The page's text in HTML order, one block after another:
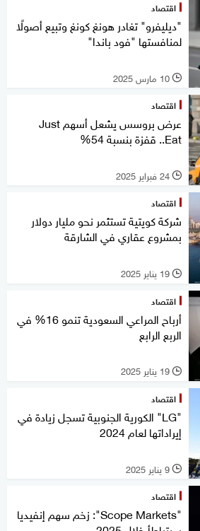
اقتصاد
"ديليفرو" تغادر هونغ كونغ وتبيع أصولًا
لمنافستها "فود باندا"
l 10 مارس 2025
اقتصاد
عرض بروسس يشعل أسهم Just
Eat.. قفزة بنسبة 54%
l 24 فبراير 2025
اقتصاد
شركة كويتية تستثمر نحو مليار دولار
بمشروع عقاري في الشارقة
l 19 يناير 2025
اقتصاد
أرباح المراعي السعودية تنمو 16% في
الربع الرابع
l 19 يناير 2025
اقتصاد
"LG" الكورية الجنوبية تسجل زيادة في
إيراداتها لعام 2024
l 9 يناير 2025
اقتصاد
"Scope Markets": زخم سهم إنفيديا